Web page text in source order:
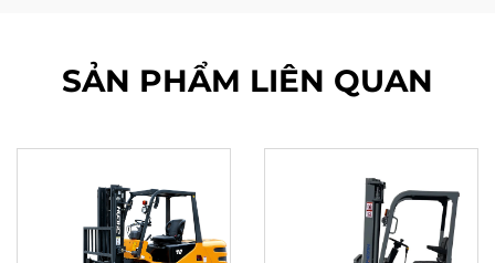
SẢN PHẨM LIÊN QUAN